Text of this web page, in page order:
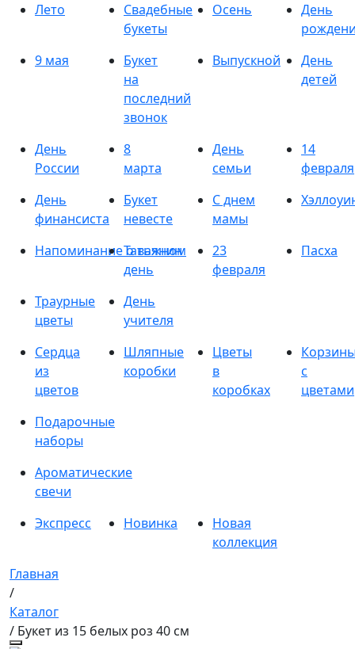
Лето
Свадебные
букеты
Осень
День
9 мая
Букет
на
последний
звонок
Выпускной
День
детей
День
России
8
марта
День
семьи
14
февраля
День
финансиста
Букет
невесте
С днем
мамы
Напоминание о важном
Татьянин
день
23
февраля
Пасха
Траурные
цветы
День
учителя
Сердца
из
цветов
Шляпные
коробки
Цветы
в
коробках
с
цветами
Подарочные
наборы
Ароматические
свечи
Экспресс
Новинка
Новая
коллекция
Главная
/
Каталог
/ Букет из 15 белых роз 40 см